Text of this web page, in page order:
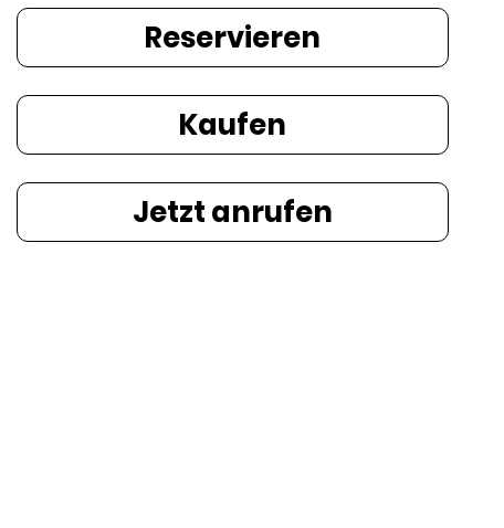
Reservieren
Kaufen
Jetzt anrufen